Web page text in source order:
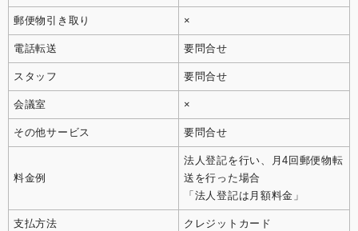
郵便物引き取り ×
電話転送 要問合せ
スタッフ 要問合せ
会議室 ×
その他サービス 要問合せ
料金例
法人登記を行い、月4回郵便物転
送を行った場合
「法人登記は月額料金」
支払方法 クレジットカード